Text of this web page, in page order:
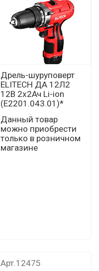
Дрель-шуруповерт
ELITECH ДА 12Л2
12В 2х2Ач Li-ion
(Е2201.043.01)*
Данный товар
можно приобрести
только в розничном
магазине
Арт.12475